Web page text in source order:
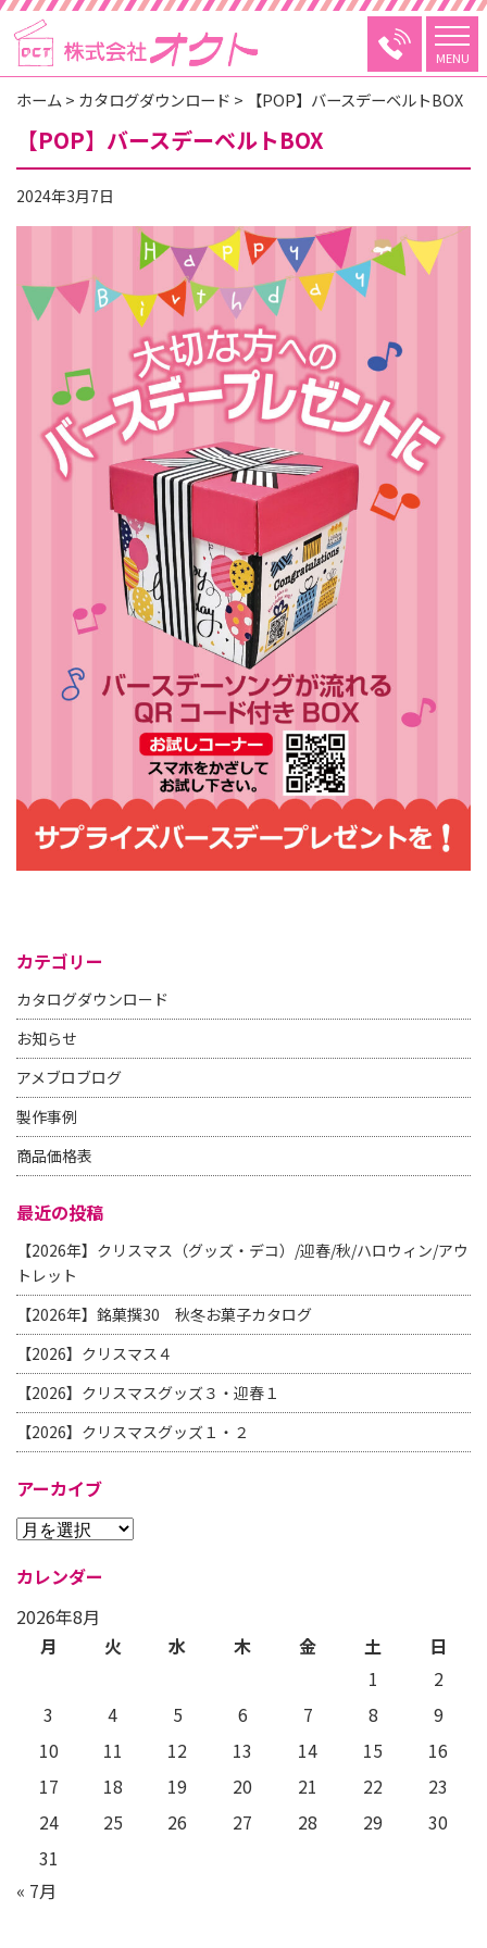
MENU
ホーム > カタログダウンロード > 【POP】バースデーベルトBOX
【POP】バースデーベルトBOX
2024年3月7日
カテゴリー
カタログダウンロード
お知らせ
アメブロブログ
製作事例
商品価格表
最近の投稿
【2026年】クリスマス（グッズ・デコ）/迎春/秋/ハロウィン/アウ
トレット
【2026年】銘菓撰30 秋冬お菓子カタログ
【2026】クリスマス４
【2026】クリスマスグッズ３・迎春１
【2026】クリスマスグッズ１・２
アーカイブ
カレンダー
2026年8月
月
火 水 木 金 土
日
1
2
3
4 5 6 7 8
9
10
11 12 13 14 15
16
17
18 19 20 21 22
23
24
25 26 27 28 29
30
31
« 7月